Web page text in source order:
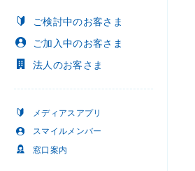
ご検討中のお客さま
ご加入中のお客さま
法人 のお客さま
メディアスアプリ
スマイルメンバー
窓口案内